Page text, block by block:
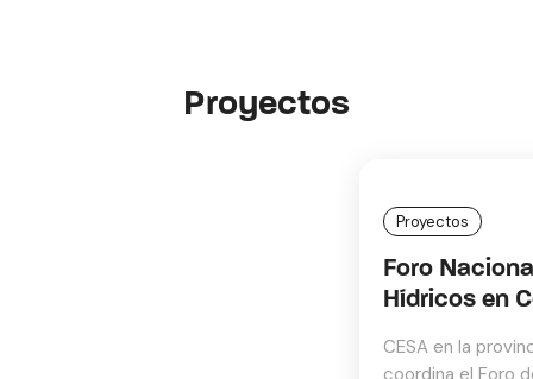
Proyectos
Foro Nacional de los Recursos
CESA en la provincia de Cotopaxi desde el año 2000
coordina el Foro de los Recursos Hídricos, que es